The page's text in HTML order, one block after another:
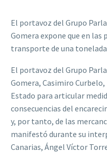
El portavoz del Grupo
Gomera expone que en las
transporte de una
El portavoz del Grupo
Gomera, Casimiro
Estado para articular
consecuencias del
y, por tanto, de las
manifestó durante su
Canarias, Ángel Víctor